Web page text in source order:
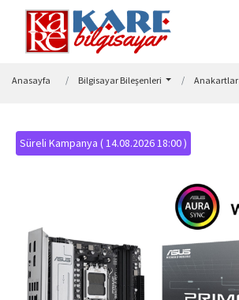
Anasayfa Bilgisayar Bileşenleri Anakartlar
Süreli Kampanya ( 14.08.2026 18:00 )